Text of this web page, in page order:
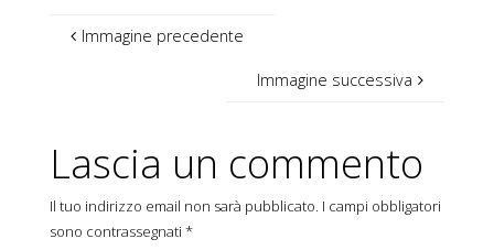
Immagine precedente
Immagine successiva
Lascia un commento
Il tuo indirizzo email non sarà pubblicato. I campi obbligatori
sono contrassegnati *